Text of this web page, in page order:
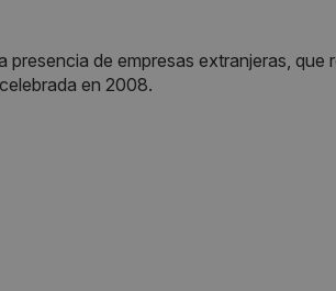
de empresas extranjeras, que
en 2008.